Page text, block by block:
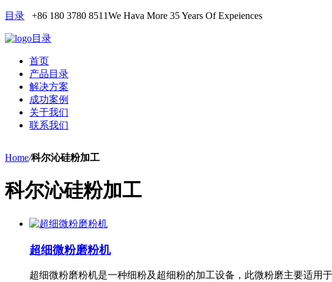
目录 +86 180 3780 8511We Hava More 35 Years Of Expeiences
目录
首页
产品目录
解决方案
成功案例
关于我们
联系我们
Home/科尔沁硅粉加工
科尔沁硅粉加工
超细微粉磨粉机
超细微粉磨粉机是一种细粉及超细粉的加工设备，此微粉磨主要适用